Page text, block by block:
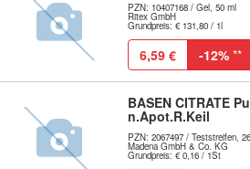
PZN: 10407168 / Gel, 50 ml
Ritex GmbH
Grundpreis: € 131,80 / 1l
6,59 € -12% **
BASEN CITRATE
n.Apot.R.Keil
PZN: 2067497 / Teststreifen,
Madena GmbH & Co. KG
Grundpreis: € 0,16 / 1St